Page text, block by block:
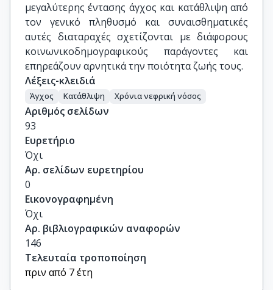
μεγαλύτερης έντασης άγχος και κατάθλιψη από
τον γενικό πληθυσμό και συναισθηματικές
αυτές διαταραχές σχετίζονται με διάφορους
κοινωνικοδημογραφικούς παράγοντες και
επηρεάζουν αρνητικά την ποιότητα ζωής τους.
Λέξεις-κλειδιά
Άγχος Κατάθλιψη Χρόνια νεφρική νόσος
Αριθμός σελίδων
93
Ευρετήριο
Όχι
Αρ. σελίδων ευρετηρίου
0
Εικονογραφημένη
Όχι
Αρ. βιβλιογραφικών αναφορών
146
Τελευταία τροποποίηση
πριν από 7 έτη